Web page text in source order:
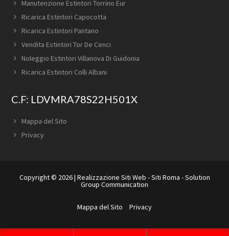
Manutenzione Estintori Torrino Eur
Ricarica Estintori Capocotta
Ricarica Estintori Pantano
Vendita Estintori Tor De Cenci
Noleggio Estintori Villanova Di Guidonia
Ricarica Estintori Colli Albani
C.F: LDVMRA78S22H501X
Mappa del Sito
Privacy
Copyright © 2026 | Realizzazione Siti Web -Siti Roma -Solution
Group Communication
Mappa del Sito Privacy